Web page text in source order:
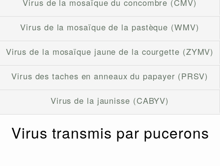
Virus de la mosaïque de la pastèque (WMV)
Virus de la mosaïque jaune de la courgette (ZYMV)
Virus des taches en anneaux du papayer (PRSV)
Virus de la jaunisse (CABYV)
Virus transmis par pucerons